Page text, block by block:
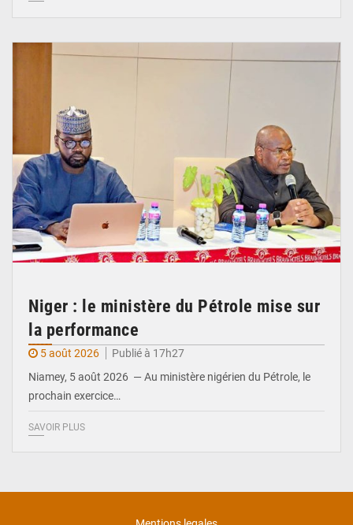
Niger : le ministère du Pétrole mise sur
la performance
5 août 2026
Publié à 17h27
Niamey, 5 août 2026 — Au ministère nigérien du Pétrole, le
prochain exercice…
SAVOIR PLUS